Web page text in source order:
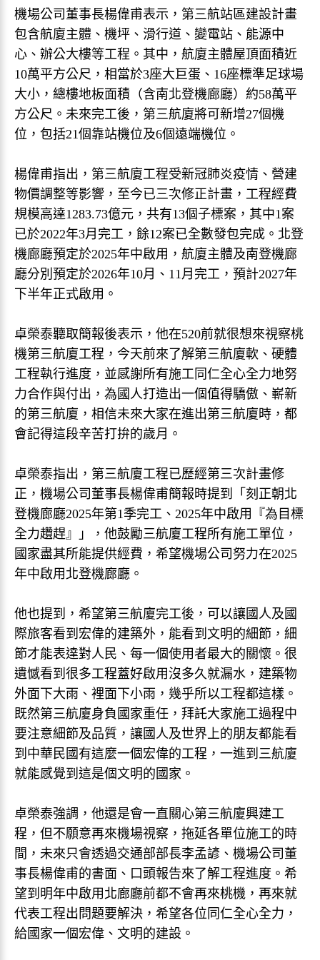
機場公司董事長楊偉甫表示，第三航站區建設計畫
包含航廈主體、機坪、滑行道、變電站、能源中
心、辦公大樓等工程。其中，航廈主體屋頂面積近
10萬平方公尺，相當於3座大巨蛋、16座標準足球場
大小，總樓地板面積（含南北登機廊廳）約58萬平
方公尺。未來完工後，第三航廈將可新增27個機
位，包括21個靠站機位及6個遠端機位。
楊偉甫指出，第三航廈工程受新冠肺炎疫情、營建
物價調整等影響，至今已三次修正計畫，工程經費
規模高達1283.73億元，共有13個子標案，其中1案
已於2022年3月完工，餘12案已全數發包完成。北登
機廊廳預定於2025年中啟用，航廈主體及南登機廊
廳分別預定於2026年10月、11月完工，預計2027年
下半年正式啟用。
卓榮泰聽取簡報後表示，他在520前就很想來視察桃
機第三航廈工程，今天前來了解第三航廈軟、硬體
工程執行進度，並感謝所有施工同仁全心全力地努
力合作與付出，為國人打造出一個值得驕傲、嶄新
的第三航廈，相信未來大家在進出第三航廈時，都
會記得這段辛苦打拚的歲月。
卓榮泰指出，第三航廈工程已歷經第三次計畫修
正，機場公司董事長楊偉甫簡報時提到「刻正朝北
登機廊廳2025年第1季完工、2025年中啟用『為目標
全力趲趕』」，他鼓勵三航廈工程所有施工單位，
國家盡其所能提供經費，希望機場公司努力在2025
年中啟用北登機廊廳。
他也提到，希望第三航廈完工後，可以讓國人及國
際旅客看到宏偉的建築外，能看到文明的細節，細
節才能表達對人民、每一個使用者最大的關懷。很
遺憾看到很多工程蓋好啟用沒多久就漏水，建築物
外面下大雨、裡面下小雨，幾乎所以工程都這樣。
既然第三航廈身負國家重任，拜託大家施工過程中
要注意細節及品質，讓國人及世界上的朋友都能看
到中華民國有這麼一個宏偉的工程，一進到三航廈
就能感覺到這是個文明的國家。
卓榮泰強調，他還是會一直關心第三航廈興建工
程，但不願意再來機場視察，拖延各單位施工的時
間，未來只會透過交通部部長李孟諺、機場公司董
事長楊偉甫的書面、口頭報告來了解工程進度。希
望到明年中啟用北廊廳前都不會再來桃機，再來就
代表工程出問題要解決，希望各位同仁全心全力，
給國家一個宏偉、文明的建設。